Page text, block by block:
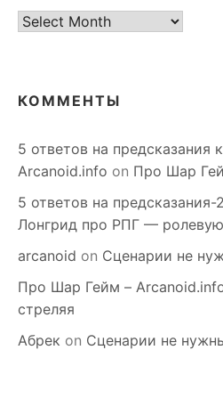
старое
КОММЕНТЫ
5 ответов на предсказания
Arcanoid.info on Про Шар
5 ответов на
Лонгрид про РПГ —
arcanoid on Сценарии не
Про Шар Гейм –
стреляя
Абрек on Сценарии не